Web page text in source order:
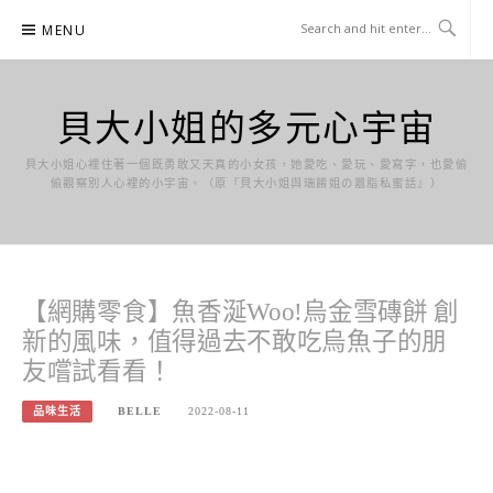
content
MENU
貝大小姐的多元心宇宙
貝大小姐心裡住著一個既勇敢又天真的小女孩，她愛吃、愛玩、愛寫字，也愛偷
偷觀察別人心裡的小宇宙。（原『貝大小姐與瑞餚姐の囂脂私蜜話』）
【網購零食】魚香涎Woo!烏金雪磚餅 創
新的風味，值得過去不敢吃烏魚子的朋
友嚐試看看！
品味生活 BELLE 2022-08-11